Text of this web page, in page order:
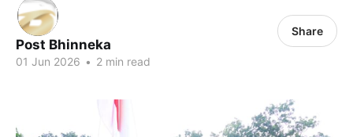
Post Bhinneka
01 Jun 2026 • 2 min read
Share